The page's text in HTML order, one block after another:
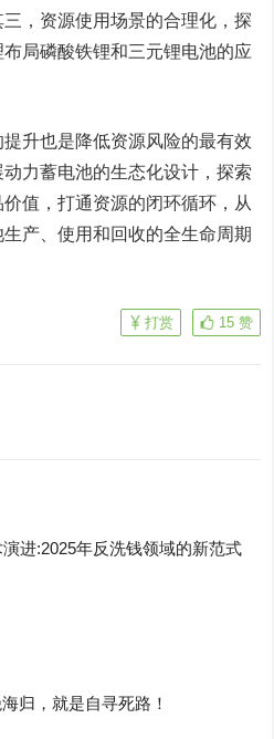
，资源使用场景的合理化，探
局磷酸铁锂和三元锂电池的应
也是降低资源风险的最有效
力蓄电池的生态化设计，探索
值，打通资源的闭环循环，从
产、使用和回收的全生命周期
15 赞
打赏
进:2025年反洗钱领域的新范式
归，就是自寻死路！